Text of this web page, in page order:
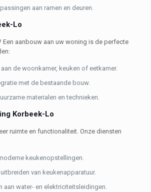
aan ramen en deuren.
Lo
Een aanbouw aan uw woning is de perfecte
de woonkamer, keuken of eetkamer.
met de bestaande bouw.
materialen en technieken.
Korbeek-Lo
ruimte en functionaliteit. Onze diensten
keukenopstellingen.
van keukenapparatuur.
aan water- en elektriciteitsleidingen.